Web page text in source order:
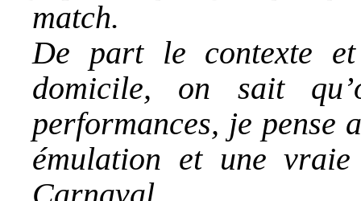
match.
De part le contexte
domicile, on sait
performances, je pense
émulation et une